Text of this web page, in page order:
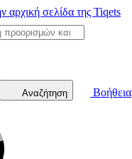
Αναζήτηση
Βοήθεια